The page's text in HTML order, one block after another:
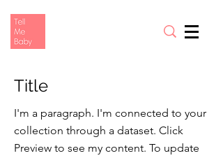
Title
I'm a paragraph. I'm connected to your
collection through a dataset. Click
Preview to see my content. To update